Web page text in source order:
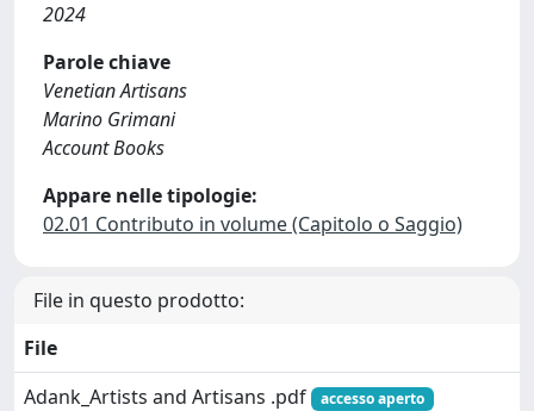
2024
Parole chiave
Venetian Artisans
Marino Grimani
Account Books
Appare nelle tipologie:
02.01 Contributo in volume (Capitolo o Saggio)
File in questo prodotto:
File
Adank_Artists and Artisans .pdf
accesso aperto